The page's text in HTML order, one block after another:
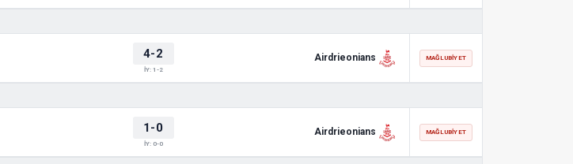
4-2
İY: 1-2
Airdrieonians MAĞLUBIYET
1-0
İY: 0-0
Airdrieonians MAĞLUBIYET